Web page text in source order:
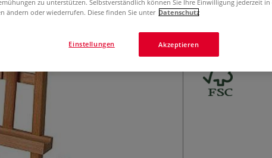
kleine MABEF
der Handhabung
zu unterstützen. Selbstverständlich können Sie Ihre Einwilligung jederzeit in
ändern oder wiederrufen. Diese finden Sie unter Datenschutz
Akzeptieren
Einstellungen